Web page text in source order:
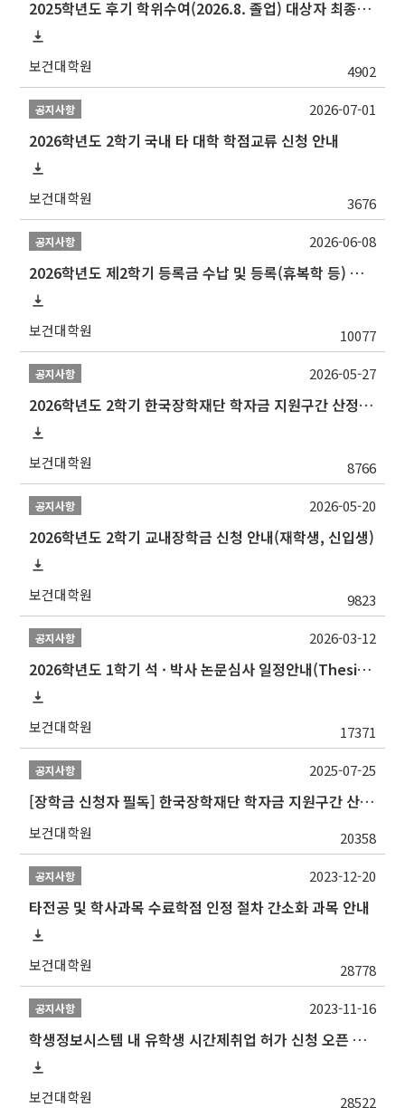
2025학년도 후기 학위수여(2026.8. 졸업) 대상자 최종인준 논문 제출 안내
보건대학원 4902
공지사항
2026학년도 2학기 국내 타 대학 학점교류 신청 안내
보건대학원 3676
2026-07-01
공지사항
2026학년도 제2학기 등록금 수납 및 등록(휴복학 등) 일정 안내
보건대학원 10077
2026-06-08
공지사항
2026학년도 2학기 한국장학재단 학자금 지원구간 산정 신청 안내
보건대학원 8766
2026-05-27
공지사항
2026학년도 2학기 교내장학금 신청 안내(재학생, 신입생)
보건대학원 9823
2026-05-20
공지사항
2026학년도 1학기 석 · 박사 논문심사 일정안내(Thesis Defense Schedules)
보건대학원 17371
2026-03-12
공지사항
[장학금 신청자 필독] 한국장학재단 학자금 지원구간 산정 권고
보건대학원 20358
2025-07-25
공지사항
타전공 및 학사과목 수료학점 인정 절차 간소화 과목 안내
보건대학원 28778
2023-12-20
공지사항
학생정보시스템 내 유학생 시간제취업 허가 신청 오픈 안내
보건대학원 28522
2023-11-16